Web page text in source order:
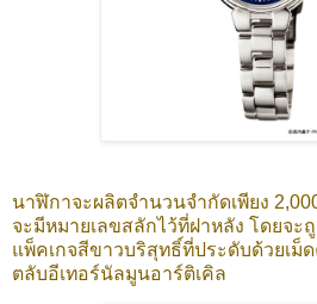
นาฬิกาจะผลิตจำนวนจำกัดเพียง
จะมีหมายเลขสลักไว้ที่ฝาหลัง โดยจะ
แพ็คเกจสีขาวบริสุทธิ์ที่ประดับด้วยเม็
ตลับอีเทอร์นัลมูนอาร์ติเคิล